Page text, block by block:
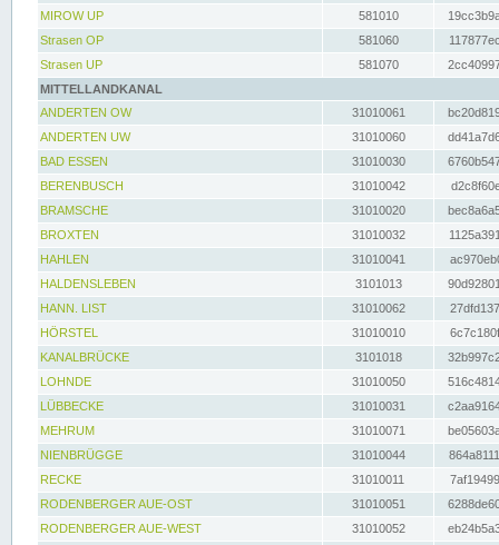
MIROW UP
581010
Strasen OP
581060
Strasen UP
581070
MITTELLANDKANAL
ANDERTEN OW
31010061
ANDERTEN UW
31010060
BAD ESSEN
31010030
BERENBUSCH
31010042
BRAMSCHE
31010020
BROXTEN
31010032
HAHLEN
31010041
HALDENSLEBEN
3101013
HANN. LIST
31010062
HÖRSTEL
31010010
KANALBRÜCKE
3101018
LOHNDE
31010050
LÜBBECKE
31010031
MEHRUM
31010071
NIENBRÜGGE
31010044
RECKE
31010011
RODENBERGER AUE-OST
31010051
RODENBERGER AUE-WEST
31010052